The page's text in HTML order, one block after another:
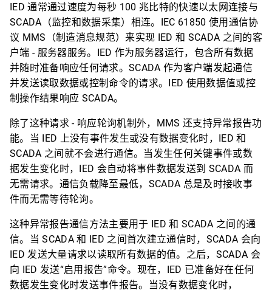
IED 通常通过速度为每秒 100 兆比特的快速以太网连接与
SCADA（监控和数据采集）相连。IEC 61850 使用通信协
议 MMS（制造消息规范）来实现 IED 和 SCADA 之间的客
户端 - 服务器服务。IED 作为服务器运行，包含所有数据
并随时准备响应任何请求。SCADA 作为客户端发起通信
并发送读取数据或控制命令的请求。IED 使用数据值或控
制操作结果响应 SCADA。
除了这种请求 - 响应轮询机制外，MMS 还支持异常报告功
能。当 IED 上没有事件发生或没有数据变化时，IED 和
SCADA 之间就不会进行通信。当发生任何关键事件或数
据发生变化时，IED 会自动将事件数据发送到 SCADA 而
无需请求。通信负载降至最低，SCADA 总是及时接收事
件而无需等待轮询。
这种异常报告通信方法主要用于 IED 和 SCADA 之间的通
信。当 SCADA 和 IED 之间首次建立通信时，SCADA 会向
IED 发送大量请求以读取所有数据的值。之后，SCADA 会
向 IED 发送“启用报告”命令。现在，IED 已准备好在任何
数据发生变化时发送事件报告。当没有数据变化时，